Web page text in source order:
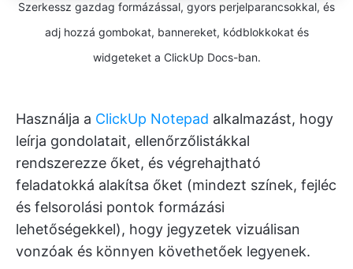
Szerkessz gazdag formázással, gyors perjelparancsokkal, és
adj hozzá gombokat, bannereket, kódblokkokat és
widgeteket a ClickUp Docs-ban.
Használja a ClickUp Notepad alkalmazást, hogy
leírja gondolatait, ellenőrzőlistákkal
rendszerezze őket, és végrehajtható
feladatokká alakítsa őket (mindezt színek, fejléc
és felsorolási pontok formázási
lehetőségekkel), hogy jegyzetek vizuálisan
vonzóak és könnyen követhetőek legyenek.